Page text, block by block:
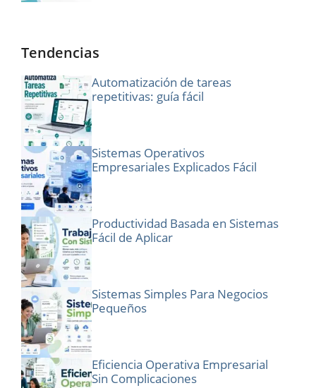
Tendencias
Automatización de tareas
repetitivas: guía fácil
Sistemas Operativos
Empresariales Explicados Fácil
Productividad Basada en Sistemas
Fácil de Aplicar
Sistemas Simples Para Negocios
Pequeños
Eficiencia Operativa Empresarial
Sin Complicaciones